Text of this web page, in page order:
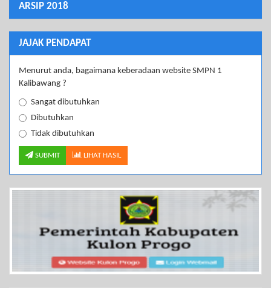
ARSIP 2018
JAJAK PENDAPAT
Menurut anda, bagaimana keberadaan website SMPN 1
Kalibawang ?
Sangat dibutuhkan
Dibutuhkan
Tidak dibutuhkan
SUBMIT LIHAT HASIL